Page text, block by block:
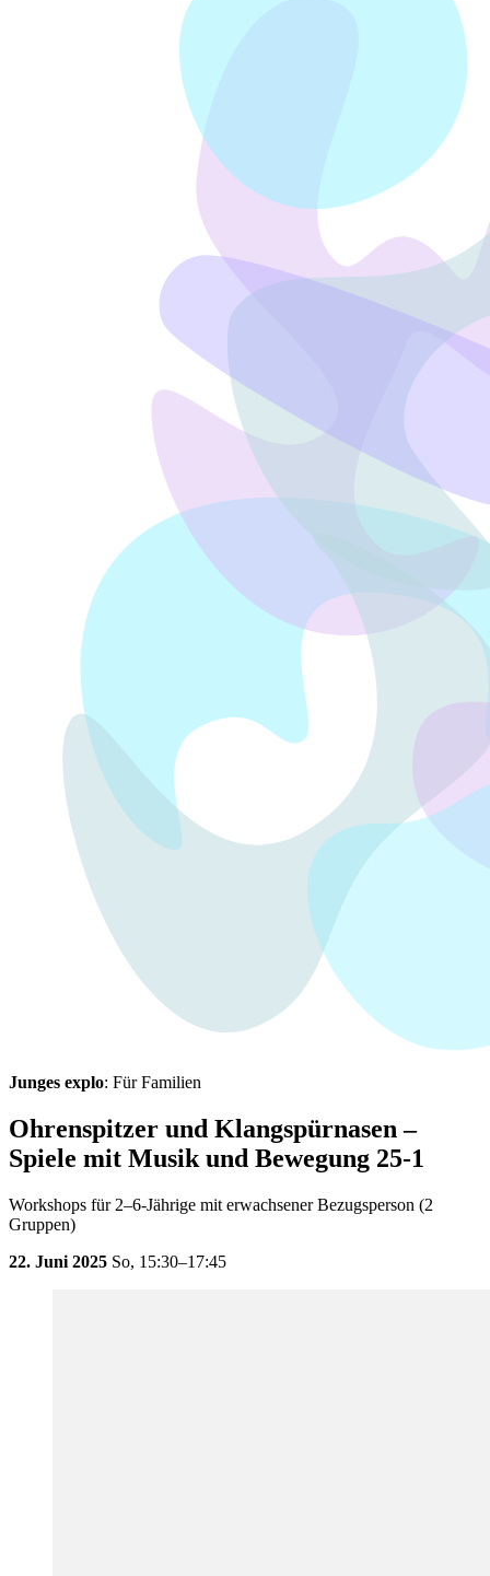
Junges explo: Für Familien
Ohrenspitzer und Klangspürnasen –
Spiele mit Musik und Bewegung 25-1
Workshops für 2–6-Jährige mit erwachsener Bezugsperson (2
Gruppen)
22. Juni 2025 So, 15:30–17:45